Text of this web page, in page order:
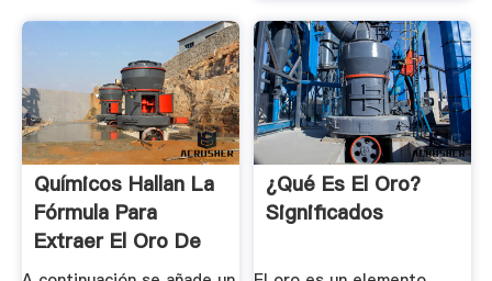
Químicos Hallan La
Fórmula Para
Extraer El Oro De
Los ...
¿Qué Es El Oro?
Significados